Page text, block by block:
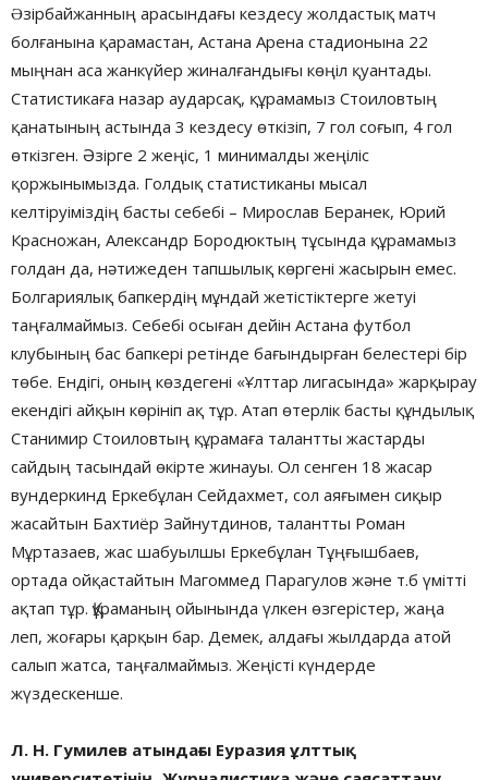
Əзірбайжанның арасындағы кездесу жолдастық матч
болғанына қарамастан, Астана Арена стадионына 22
мыңнан аса жанкүйер жиналғандығы көңіл қуантады.
Статистикаға назар аударсақ, құрамамыз Стоиловтың
қанатының астында 3 кездесу өткізіп, 7 гол соғып, 4 гол
өткізген. Әзірге 2 жеңіс, 1 минималды жеңіліс
қоржынымызда. Голдық статистиканы мысал
келтіруіміздің басты себебі – Мирослав Беранек, Юрий
Красножан, Александр Бородюктың тұсында құрамамыз
голдан да, нəтижеден тапшылық көргені жасырын емес.
Болгариялық бапкердің мұндай жетістіктерге жетуі
таңғалмаймыз. Себебі осыған дейін Астана футбол
клубының бас бапкері ретінде бағындырған белестері бір
төбе. Ендігі, оның көздегені «Ұлттар лигасында» жарқырау
екендігі айқын көрініп ақ тұр. Атап өтерлік басты құндылық
Станимир Стоиловтың құрамаға талантты жастарды
сайдың тасындай өкірте жинауы. Ол сенген 18 жасар
вундеркинд Еркебұлан Сейдахмет, сол аяғымен сиқыр
жасайтын Бахтиёр Зайнутдинов, талантты Роман
Мұртазаев, жас шабуылшы Еркебұлан Тұңғышбаев,
ортада ойқастайтын Магоммед Парагулов және т.б үмітті
ақтап тұр. Құраманың ойынында үлкен өзгерістер, жаңа
леп, жоғары қарқын бар. Демек, алдағы жылдарда атой
салып жатса, таңғалмаймыз. Жеңісті күндерде
жүздескенше.
Л. Н. Гумилев атындағы Еуразия ұлттық